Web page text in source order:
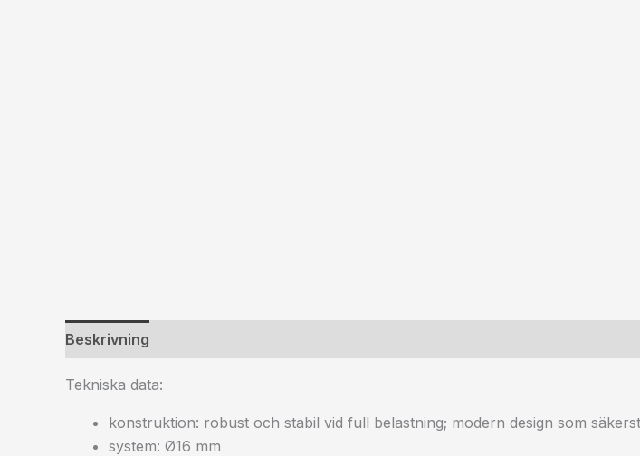
Beskrivning
Tekniska data:
konstruktion: robust och stabil vid full belastning; modern design som
system: Ø16 mm